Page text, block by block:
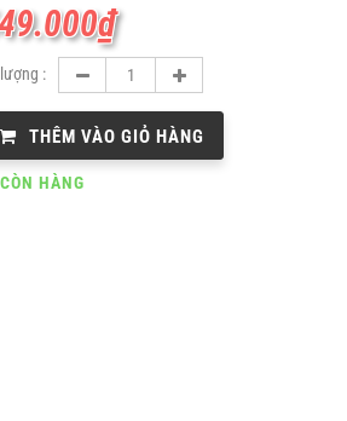
₫
:
THÊM VÀO GIỎ HÀNG
CÒN HÀNG